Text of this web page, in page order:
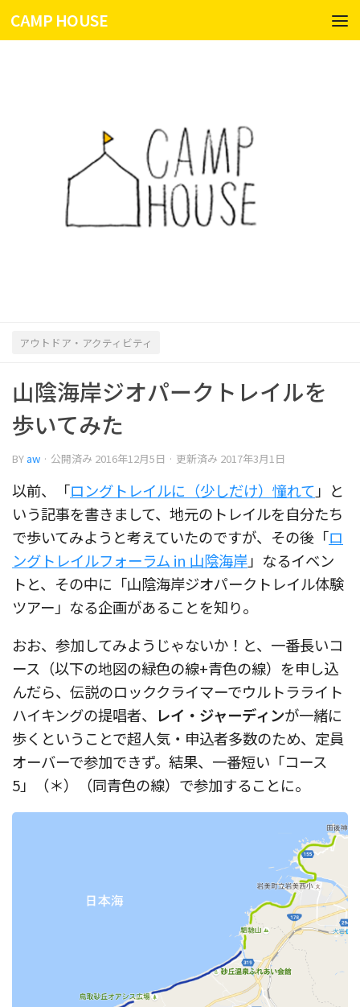
コンテンツへスキップ
CAMP HOUSE
アウトドア・アクティビティ
山陰海岸ジオパークトレイルを
歩いてみた
BY aw · 公開済み 2016年12月5日 · 更新済み 2017年3月1日
以前、「ロングトレイルに（少しだけ）憧れて 」と
いう記事を書きまして、地元のトレイルを自分たち
で歩いてみようと考えていたのですが、その後「ロ
ングトレイルフォーラム in 山陰海岸」なるイベン
トと、その中に「山陰海岸ジオパークトレイル体験
ツアー」なる企画があることを知り。
おお、参加してみようじゃないか！と、一番長いコ
ース（以下の地図の緑色の線+青色の線）を申し込
んだら、伝説のロッククライマーでウルトラライト
ハイキングの提唱者、 レイ・ジャーディンが一緒に
歩くということで超人気・申込者多数のため、定員
オーバーで参加できず。結果、一番短い「コース
5」（＊）（同青色の線）で参加することに。